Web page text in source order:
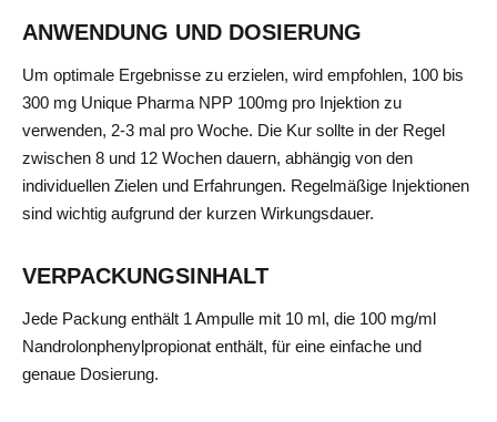
ANWENDUNG UND DOSIERUNG
Um optimale Ergebnisse zu erzielen, wird empfohlen, 100 bis
300 mg Unique Pharma NPP 100mg pro Injektion zu
verwenden, 2-3 mal pro Woche. Die Kur sollte in der Regel
zwischen 8 und 12 Wochen dauern, abhängig von den
individuellen Zielen und Erfahrungen. Regelmäßige Injektionen
sind wichtig aufgrund der kurzen Wirkungsdauer.
VERPACKUNGSINHALT
Jede Packung enthält 1 Ampulle mit 10 ml, die 100 mg/ml
Nandrolonphenylpropionat enthält, für eine einfache und
genaue Dosierung.